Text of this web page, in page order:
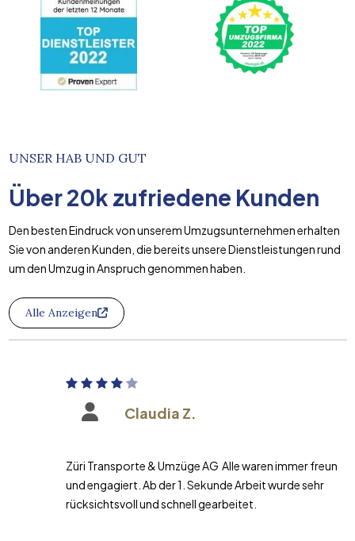
UNSER HAB UND GUT
Über20k zufriedene Kunden
Den besten Eindruck von unserem Umzugsunternehmen erhalten
Sie von anderen Kunden, die bereits unsere Dienstleistungen rund
um den Umzug in Anspruch genommen haben.
Alle Anzeigen
Claudia Z.
Züri Transporte & Umzüge AG Alle waren immer freundlich
und engagiert. Ab der 1. Sekunde Arbeit wurde sehr
rücksichtsvoll und schnell gearbeitet.